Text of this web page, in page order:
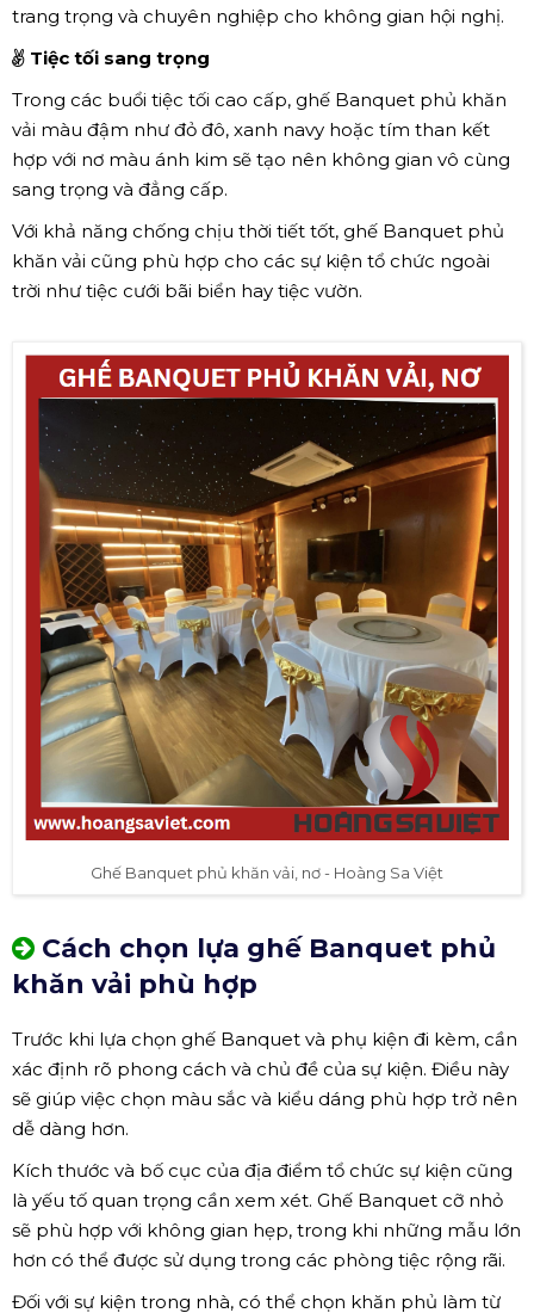
trang trọng và chuyên nghiệp cho không gian hội nghị.
Tiệc tối sang trọng
Trong các buổi tiệc tối cao cấp, ghế Banquet phủ khăn
vải màu đậm như đỏ đô, xanh navy hoặc tím than kết
hợp với nơ màu ánh kim sẽ tạo nên không gian vô cùng
sang trọng và đẳng cấp.
Với khả năng chống chịu thời tiết tốt, ghế Banquet phủ
khăn vải cũng phù hợp cho các sự kiện tổ chức ngoài
trời như tiệc cưới bãi biển hay tiệc vườn.
Ghế Banquet phủ khăn vải, nơ - Hoàng Sa Việt
Cách chọn lựa ghế Banquet phủ
khăn vải phù hợp
Trước khi lựa chọn ghế Banquet và phụ kiện đi kèm, cần
xác định rõ phong cách và chủ đề của sự kiện. Điều này
sẽ giúp việc chọn màu sắc và kiểu dáng phù hợp trở nên
dễ dàng hơn.
Kích thước và bố cục của địa điểm tổ chức sự kiện cũng
là yếu tố quan trọng cần xem xét. Ghế Banquet cỡ nhỏ
sẽ phù hợp với không gian hẹp, trong khi những mẫu lớn
hơn có thể được sử dụng trong các phòng tiệc rộng rãi.
Đối với sự kiện trong nhà, có thể chọn khăn phủ làm từ